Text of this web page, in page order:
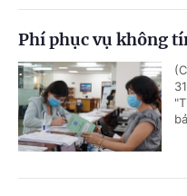
Phí phục vụ không